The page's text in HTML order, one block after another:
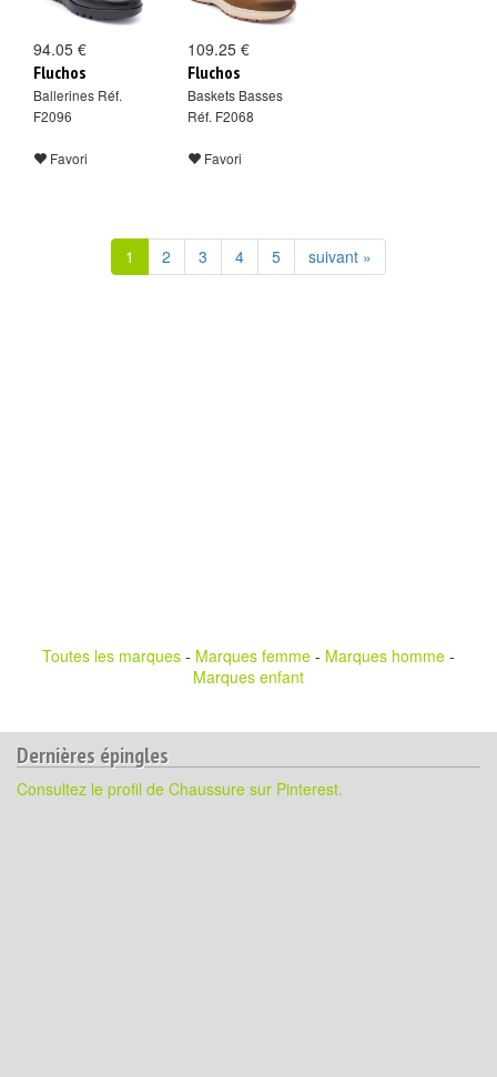
94.05 €
Fluchos
Ballerines Réf.
F2096
Favori
109.25 €
Fluchos
Baskets Basses
Réf. F2068
Favori
1 2 3 4 5 suivant »
Toutes les marques - Marques femme - Marques homme -
Marques enfant
Dernières épingles
Consultez le profil de Chaussure sur Pinterest.